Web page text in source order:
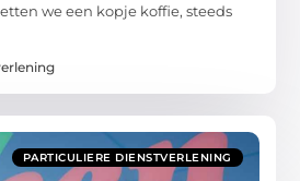
we een kopje koffie, steeds
PARTICULIERE DIENSTVERLENING